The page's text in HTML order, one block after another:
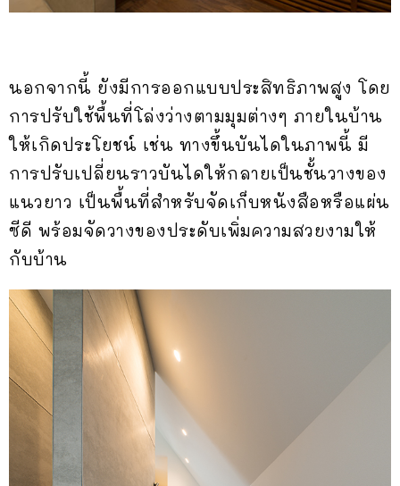
นอกจากนี้ ยังมีการออกแบบประสิทธิภาพสูง โดย
การปรับใช้พื้นที่โล่งว่างตามมุมต่างๆ ภายในบ้าน
ให้เกิดประโยชน์ เช่น ทางขึ้นบันไดในภาพนี้ มี
การปรับเปลี่ยนราวบันไดให้กลายเป็นชั้นวางของ
แนวยาว เป็นพื้นที่สำหรับจัดเก็บหนังสือหรือแผ่น
ซีดี พร้อมจัดวางของประดับเพิ่มความสวยงามให้
กับบ้าน